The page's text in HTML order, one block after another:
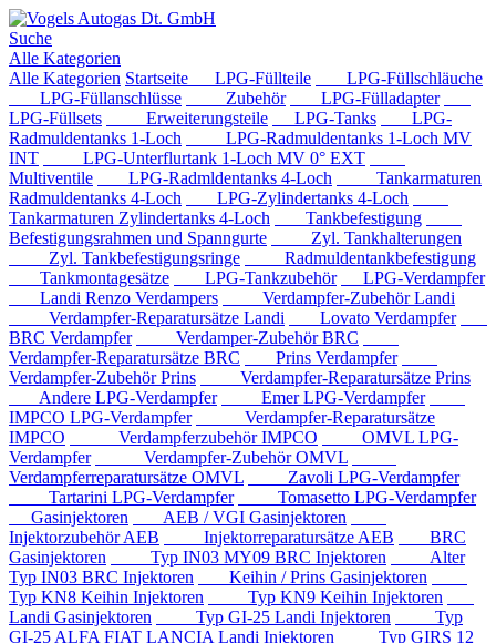
Suche
Alle Kategorien
Alle Kategorien Startseite LPG-Füllteile
LPG-Füllschläuche
LPG-Füllanschlüsse
Zubehör
LPG-Fülladapter
LPG-Füllsets
Erweiterungsteile LPG-Tanks
LPG-
Radmuldentanks 1-Loch
LPG-Radmuldentanks 1-Loch MV
INT
LPG-Unterflurtank 1-Loch MV 0° EXT
Multiventile
LPG-Radmldentanks 4-Loch
Tankarmaturen
Radmuldentanks 4-Loch
LPG-Zylindertanks 4-Loch
Tankarmaturen Zylindertanks 4-Loch
Tankbefestigung
Befestigungsrahmen und Spanngurte
Zyl. Tankhalterungen
Zyl. Tankbefestigungsringe
Radmuldentankbefestigung
Tankmontagesätze
LPG-Tankzubehör
LPG-Verdampfer
Landi Renzo Verdampers
Verdampfer-Zubehör Landi
Verdampfer-Reparatursätze Landi
Lovato Verdampfer
BRC Verdampfer
Verdamper-Zubehör BRC
Verdampfer-Reparatursätze BRC
Prins Verdampfer
Verdampfer-Zubehör Prins
Verdampfer-Reparatursätze Prins
Andere LPG-Verdampfer
Emer LPG-Verdampfer
IMPCO LPG-Verdampfer
Verdampfer-Reparatursätze
IMPCO
Verdampferzubehör IMPCO
OMVL LPG-
Verdampfer
Verdampfer-Zubehör OMVL
Verdampferreparatursätze OMVL
Zavoli LPG-Verdampfer
Tartarini LPG-Verdampfer
Tomasetto LPG-Verdampfer
Gasinjektoren
AEB / VGI Gasinjektoren
Injektorzubehör AEB
Injektorreparatursätze AEB
BRC
Gasinjektoren
Typ IN03 MY09 BRC Injektoren
Alter
Typ IN03 BRC Injektoren
Keihin / Prins Gasinjektoren
Typ KN8 Keihin Injektoren
Typ KN9 Keihin Injektoren
Landi Gasinjektoren
Typ GI-25 Landi Injektoren
Typ
GI-25 ALFA FIAT LANCIA Landi Injektoren
Typ GIRS 12